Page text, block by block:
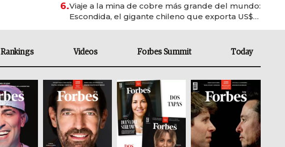
6.Viaje a la mina de cobre más grande del mundo:
Escondida, el gigante chileno que exporta US$
Rankings Videos Forbes Summit Today